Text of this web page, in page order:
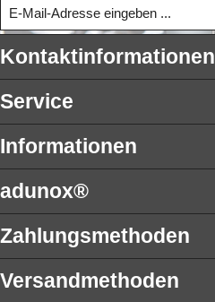
Kontaktinformationen
Service
Informationen
adunox®
Zahlungsmethoden
Versandmethoden